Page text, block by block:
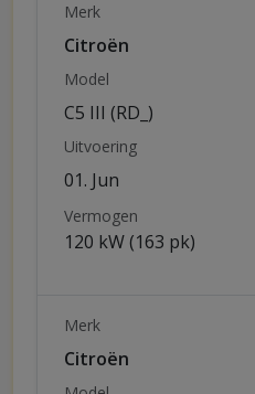
Merk
Citroën
Model
C5 III (RD_)
Uitvoering
01. Jun
Vermogen
120 kW (163 pk)
Merk
Citroën